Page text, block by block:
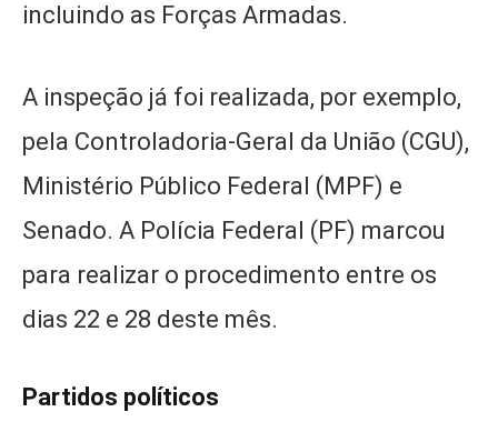
incluindo as Forças Armadas.
A inspeção já foi realizada, por exemplo,
pela Controladoria-Geral da União (CGU),
Ministério Público Federal (MPF) e
Senado. A Polícia Federal (PF) marcou
para realizar o procedimento entre os
dias 22 e 28 deste mês.
Partidos políticos